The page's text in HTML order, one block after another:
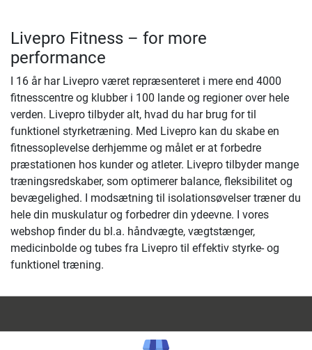
Livepro Fitness – for more
performance
I 16 år har Livepro været repræsenteret i mere end 4000
fitnesscentre og klubber i 100 lande og regioner over hele
verden. Livepro tilbyder alt, hvad du har brug for til
funktionel styrketræning. Med Livepro kan du skabe en
fitnessoplevelse derhjemme og målet er at forbedre
præstationen hos kunder og atleter. Livepro tilbyder mange
træningsredskaber, som optimerer balance, fleksibilitet og
bevægelighed. I modsætning til isolationsøvelser træner du
hele din muskulatur og forbedrer din ydeevne. I vores
webshop finder du bl.a. håndvægte, vægtstænger,
medicinbolde og tubes fra Livepro til effektiv styrke- og
funktionel træning.